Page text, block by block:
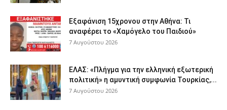
Εξαφάνιση 15χρονου στην Αθήνα: Τι
αναφέρει το «Χαμόγελο του Παιδιού»
7 Αυγούστου 2026
ΕΛΑΣ: «Πλήγμα για την ελληνική εξωτερική
πολιτική» η αμυντική συμφωνία Τουρκίας,...
7 Αυγούστου 2026